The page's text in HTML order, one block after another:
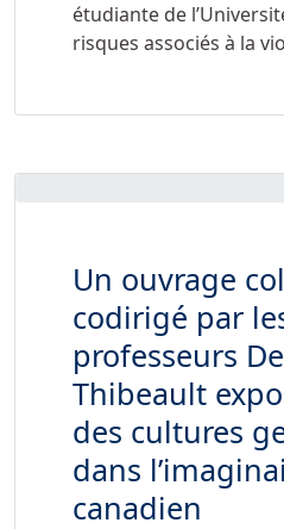
étudiante de
risques associés à la
Un ouvrage
codirigé par
professeurs
Thibeault
des cultures
dans
canadien